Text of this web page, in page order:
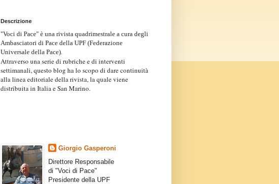
Descrizione
"Voci di Pace" è una rivista quadrimestrale a cura degli
Ambasciatori di Pace della UPF (Federazione
Universale della Pace).
Attraverso una serie di rubriche e di interventi
settimanali, questo blog ha lo scopo di dare continuità
alla linea editoriale della rivista, la quale viene
distribuita in Italia e San Marino.
Giorgio Gasperoni
Direttore Responsabile
di "Voci di Pace"
Presidente della UPF